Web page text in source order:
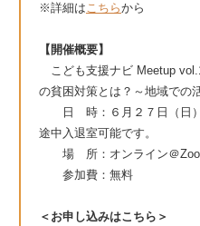
※詳細はこちらから
【開催概要】
こども支援ナビ Meetup
の貧困対策とは？～地域での
日 時：６月２７日（日
途中入退室可能です。
場 所：オンライン＠
参加費：無料
＜お申し込みはこちら＞